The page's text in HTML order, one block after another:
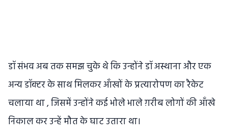
डॉ संभव अब तक समझ चुके थे कि उन्होंने डॉ अस्थाना और एक
अन्य डॉक्टर के साथ मिलकर आँखों के प्रत्यारोपण का रैकेट
चलाया था , जिसमें उन्होंने कई भोले भाले ग़रीब लोगों की आँखे
निकाल कर उन्हें मौत के घाट उतारा था।